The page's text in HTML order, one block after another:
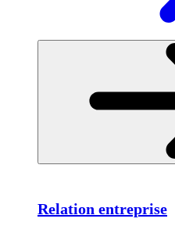
Relation entreprise